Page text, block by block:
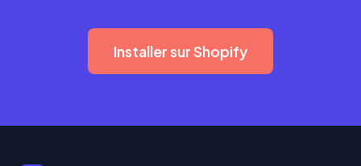
Installer sur Shopify